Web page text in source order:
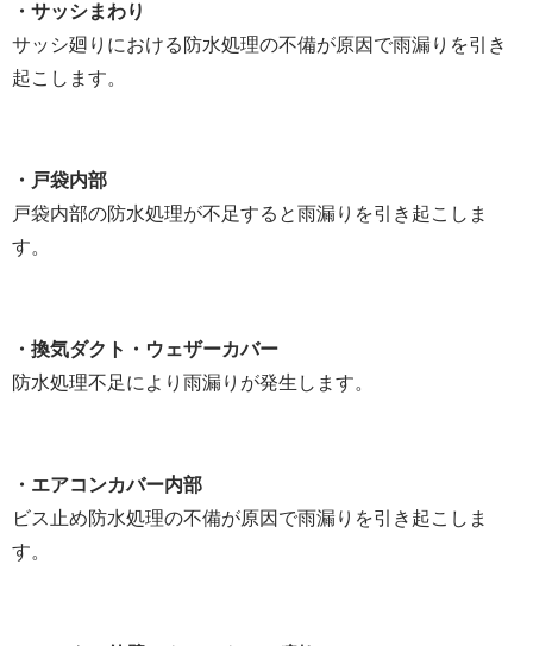
・サッシまわり
サッシ廻りにおける防水処理の不備が原因で雨漏りを引き
起こします。
・戸袋内部
戸袋内部の防水処理が不足すると雨漏りを引き起こしま
す。
・換気ダクト・ウェザーカバー
防水処理不足により雨漏りが発生します。
・エアコンカバー内部
ビス止め防水処理の不備が原因で雨漏りを引き起こしま
す。